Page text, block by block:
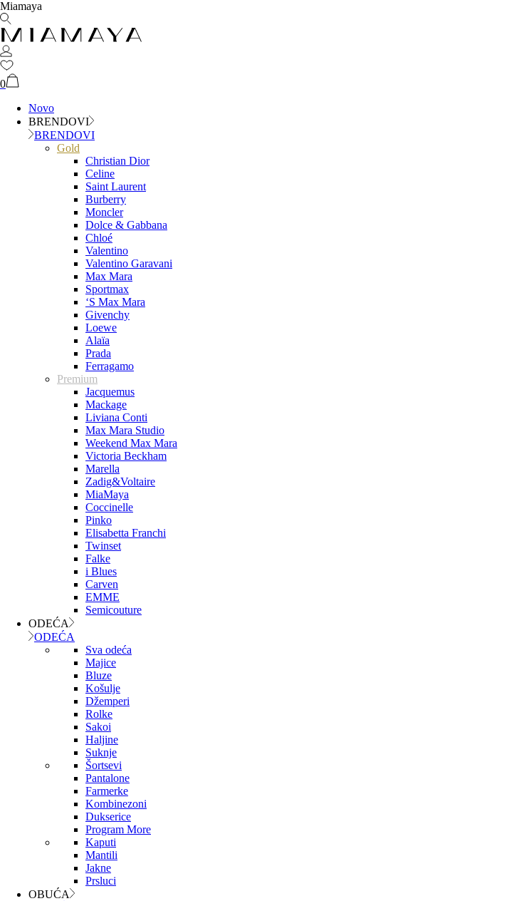
Miamaya
0
Novo
BRENDOVI
BRENDOVI
Gold
Christian Dior
Celine
Saint Laurent
Burberry
Moncler
Dolce & Gabbana
Chloé
Valentino
Valentino Garavani
Max Mara
Sportmax
‘S Max Mara
Givenchy
Loewe
Alaïa
Prada
Ferragamo
Premium
Jacquemus
Mackage
Liviana Conti
Max Mara Studio
Weekend Max Mara
Victoria Beckham
Marella
Zadig&Voltaire
MiaMaya
Coccinelle
Pinko
Elisabetta Franchi
Twinset
Falke
i Blues
Carven
EMME
Semicouture
ODEĆA
ODEĆA
Sva odeća
Majice
Bluze
Košulje
Džemperi
Rolke
Sakoi
Haljine
Suknje
Šortsevi
Pantalone
Farmerke
Kombinezoni
Dukserice
Program More
Kaputi
Mantili
Jakne
Prsluci
OBUĆA